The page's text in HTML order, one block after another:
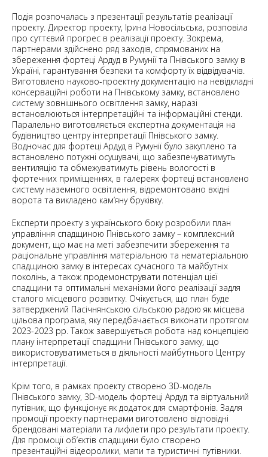
Подія розпочалась з презентації результатів реалізації
проекту. Директор проекту, Ірина Новосільська, розповіла
про суттєвий прогрес в реалізації проекту. Зокрема,
партнерами здійснено ряд заходів, спрямованих на
збереження фортеці Ардуд в Румунії та Пнівського замку в
Україні, гарантування безпеки та комфорту їх відвідувачів.
Виготовлено науково-проектну документацію на невідкладні
консерваційні роботи на Пнівському замку, встановлено
систему зовнішнього освітлення замку, наразі
встановлюються інтерпретаційні та інформаційні стенди.
Паралельно виготовляється експертна документація на
будівництво центру інтерпретації Пнівського замку.
Водночас для фортеці Ардуд в Румунії було закуплено та
встановлено потужні осушувачі, що забезпечуватимуть
вентиляцію та обмежуватимуть рівень вологості в
фортечних приміщеннях, в галереях фортеці встановлено
систему наземного освітлення, відремонтовано вхідні
ворота та викладено кам’яну бруківку.
Експерти проекту з українського боку розробили план
управління спадщиною Пнівського замку – комплексний
документ, що має на меті забезпечити збереження та
раціональне управління матеріальною та нематеріальною
спадщиною замку в інтересах сучасного та майбутніх
поколінь, а також продемонструвати потенціал цієї
спадщини та оптимальні механізми його реалізації задля
сталого місцевого розвитку. Очікується, що план буде
затверджений Пасічнянською сільською радою як місцева
цільова програма, яку передбачається виконати протягом
2023-2023 рр. Також завершується робота над концепцією
плану інтерпретації спадщини Пнівського замку, що
використовуватиметься в діяльності майбутнього Центру
інтерпретації.
Крім того, в рамках проекту створено 3D-модель
Пнівського замку, 3D-модель фортеці Ардуд та віртуальний
путівник, що функціонує як додаток для смартфонів. Задля
промоції проекту партнерами виготовлено відповідні
брендовані матеріали та лифлети про результати проекту.
Для промоції об’єктів спадщини було створено
презентаційні відеоролики, мапи та туристичні путівники.